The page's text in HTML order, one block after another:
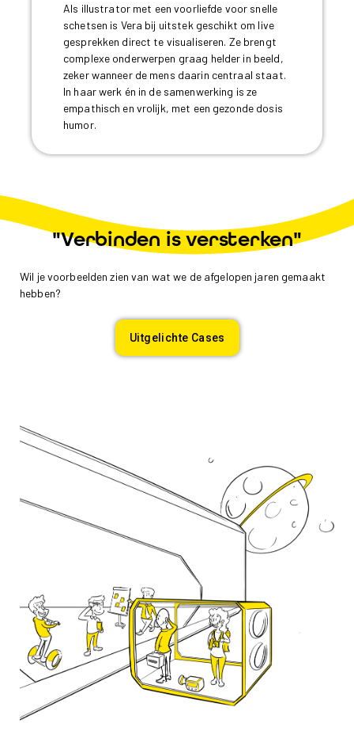
Als illustrator met een voorliefde voor snelle
schetsen is Vera bij uitstek geschikt om live
gesprekken direct te visualiseren. Ze brengt
complexe onderwerpen graag helder in beeld,
zeker wanneer de mens daarin centraal staat.
In haar werk én in de samenwerking is ze
empathisch en vrolijk, met een gezonde dosis
humor.
"Verbinden is versterken"
Wil je voorbeelden zien van wat we de afgelopen jaren gemaakt
hebben?
Uitgelichte Cases